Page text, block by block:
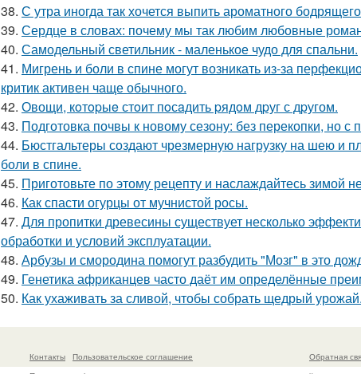
38. С утра иногда так хочется выпить ароматного
39. Сердце в словах: почему мы так любим любовные
40. Самодельный светильник - маленькое чудо для спальни.
41. Мигрень и боли в спине могут возникать из-за
критик активен чаще обычного.
42. Овощи, кoтopыe стoит пoсaдить pядoм дpуг с дpугом.
43. Подготовка почвы к новому сезону: без перекопки, но с
44. Бюстгальтеры создают чрезмерную нагрузку на шею и
боли в спине.
45. Приготовьте по этому рецепту и наслаждайтесь зимой
46. Как спасти огурцы от мучнистой росы.
47. Для пропитки древесины существует несколько
обработки и условий эксплуатации.
48. Арбузы и смородина помогут разбудить "Мозг" в это
49. Генетика африканцев часто даёт им определённые
50. Как ухаживать за сливой, чтобы собрать щедрый урожай.
Контакты
Пользовательское соглашение
Обратная